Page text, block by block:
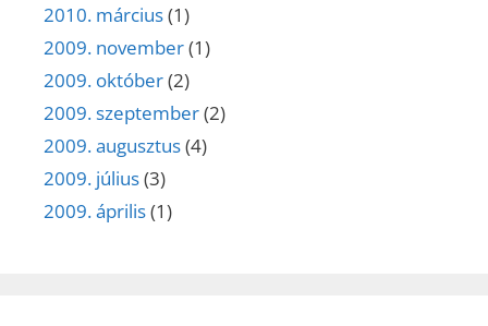
2010. március(1)
2009. november(1)
2009. október(2)
2009. szeptember(2)
2009. augusztus(4)
2009. július(3)
2009. április(1)